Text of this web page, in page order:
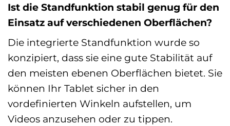
Ist die Standfunktion stabil genug für den
Einsatz auf verschiedenen Oberflächen?
Die integrierte Standfunktion wurde so
konzipiert, dass sie eine gute Stabilität auf
den meisten ebenen Oberflächen bietet. Sie
können Ihr Tablet sicher in den
vordefinierten Winkeln aufstellen, um
Videos anzusehen oder zu tippen.